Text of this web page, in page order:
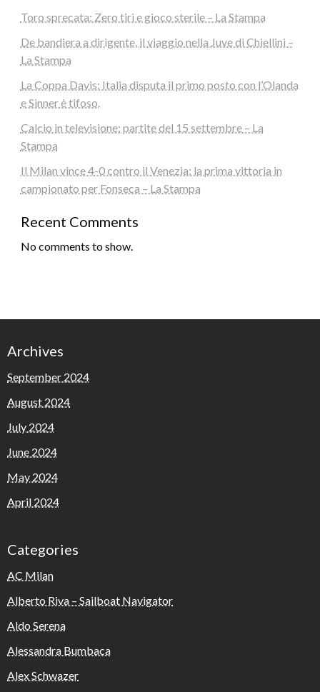
Toro sprecata: Zero tiri e gioco sterile – La Stampa
De bandiera a dirigente, il viaggio nella Juve di Chiellini –
La Stampa
La Coppa Davis: Italia disputa il primo posto con l’Olanda
e Sinner è tifoso.
Calcio in televisione: partite del 15 settembre – La
Stampa
Il Milan vince 4-0 contro il Venezia: la prima vittoria in
campionato per Fonseca – La Stampa
Recent Comments
No comments to show.
Archives
September 2024
August 2024
July 2024
June 2024
May 2024
April 2024
Categories
AC Milan
Alberto Riva – Sailboat Navigator
Aldo Serena
Alessandra Bumbaca
Alex Schwazer